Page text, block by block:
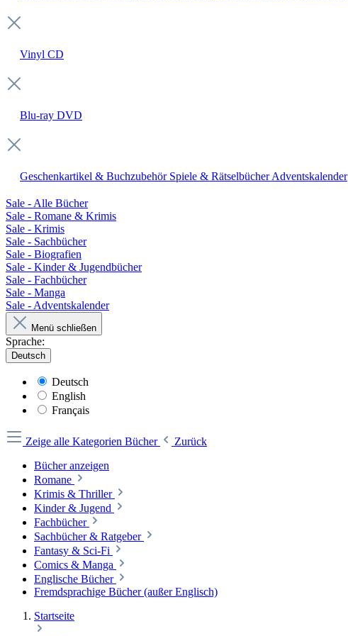
Vinyl CD
Blu-ray DVD
Geschenkartikel & Buchzubehör Spiele & RätselbücherAdventskalender
Sale - Alle Bücher
Sale - Romane & Krimis
Sale - Krimis
Sale - Sachbücher
Sale - Biografien
Sale - Kinder & Jugendbücher
Sale - Fachbücher
Sale - Manga
Sale - Adventskalender
Menü schließen
Sprache:
Deutsch
Deutsch
English
Français
Zeige alle Kategorien Bücher
Zurück
Bücher anzeigen
Romane
Krimis & Thriller
Kinder & Jugend
Fachbücher
Sachbücher & Ratgeber
Fantasy & Sci-Fi
Comics & Manga
Englische Bücher
Fremdsprachige Bücher (außer Englisch)
Startseite